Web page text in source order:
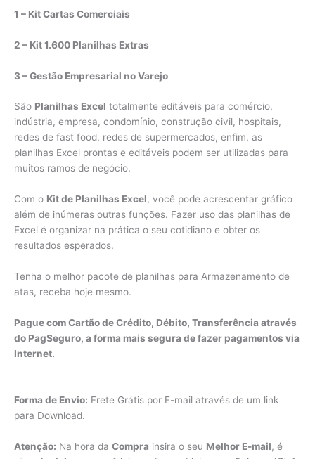
1 – Kit Cartas Comerciais
2 – Kit 1.600 Planilhas Extras
3 – Gestão Empresarial no Varejo
São Planilhas Excel totalmente editáveis para comércio,
indústria, empresa, condomínio, construção civil, hospitais,
redes de fast food, redes de supermercados, enfim, as
planilhas Excel prontas e editáveis podem ser utilizadas para
muitos ramos de negócio.
Com o Kit de Planilhas Excel, você pode acrescentar gráfico
além de inúmeras outras funções. Fazer uso das planilhas de
Excel é organizar na prática o seu cotidiano e obter os
resultados esperados.
Tenha o melhor pacote de planilhas para Armazenamento de
atas, receba hoje mesmo.
Pague com Cartão de Crédito, Débito, Transferência através
do PagSeguro, a forma mais segura de fazer pagamentos via
Internet.
Forma de Envio: Frete Grátis por E-mail através de um link
para Download.
Atenção: Na hora da Compra insira o seu Melhor E-mail, é